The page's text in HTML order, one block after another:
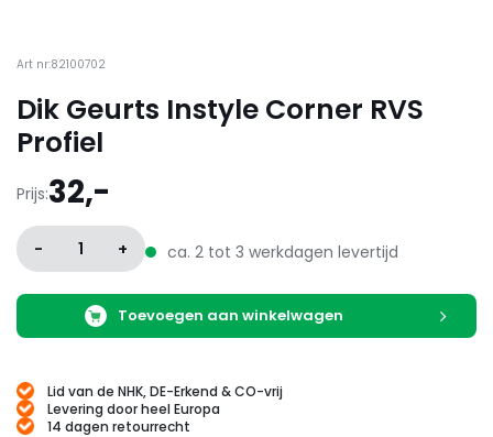
Art nr:82100702
Dik Geurts Instyle Corner RVS
Profiel
Prijs:32,-
- 1 + ca. 2 tot 3 werkdagen levertijd
Toevoegen aan winkelwagen
Lid van de NHK, DE-Erkend & CO-vrij
Levering door heel Europa
14 dagen retourrecht